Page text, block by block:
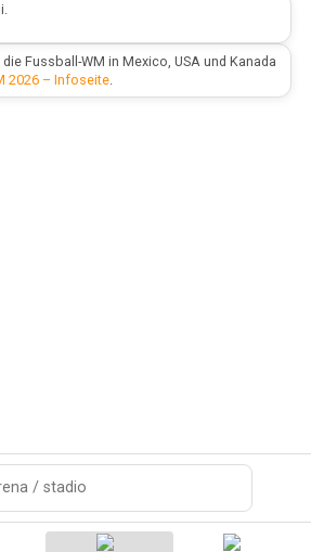
Fussball-WM in Mexico, USA und Kanada
2026 – Infoseite.